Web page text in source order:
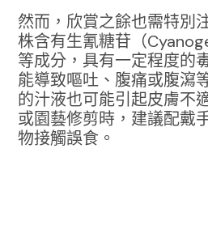
然而，欣賞之餘也需特別
株含有生氰糖苷（
等成分，具有一定程度的
能導致嘔吐、腹痛或腹瀉
的汁液也可能引起皮膚不
或園藝修剪時，建議配戴
物接觸誤食。